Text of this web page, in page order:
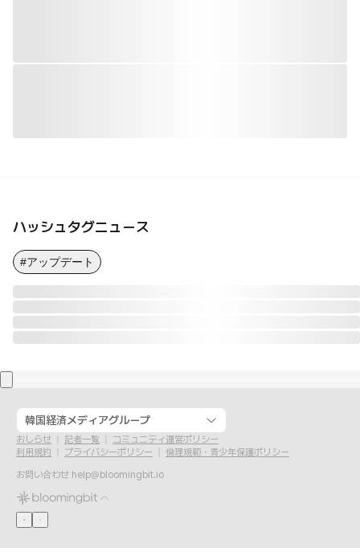
ハッシュタグニュース
#アップデート
韓国経済メディアグループ
おしらせ 記者一覧
コミュニティ運営ポリシー
利用規約
プライバシーポリシー
倫理規範・青少年保護ポリシー
お問い合わせ help@bloomingbit.io